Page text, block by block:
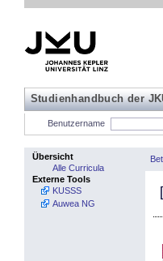
Studienhandbuch der
Benutzername
Übersicht
Alle Curricula
Externe Tools
KUSSS
Auwea NG
[